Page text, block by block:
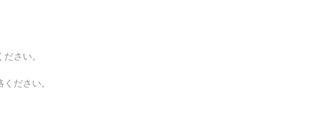
さい。
ださい。